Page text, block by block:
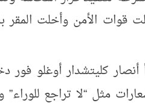
قوات الأمن وأخلت المقر
كليتشدار أوغلو فور
مثل “لا تراجع للوراء”